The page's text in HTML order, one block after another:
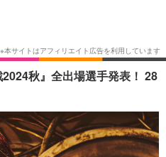
その他
秋』全出場選手発表！ 28